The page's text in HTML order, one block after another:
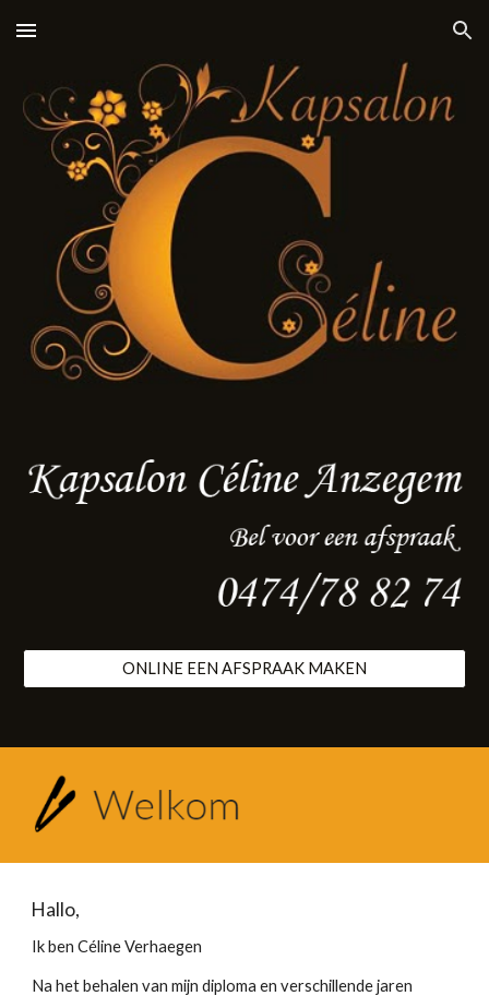
Skip to main content Skip to navigation
ONLINE EEN AFSPRAAK MAKEN
Hallo,
Ik ben Céline Verhaegen
Na het behalen van mijn diploma en verschillende jaren